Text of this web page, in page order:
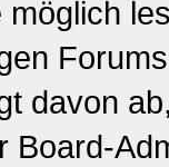
davon
Board-